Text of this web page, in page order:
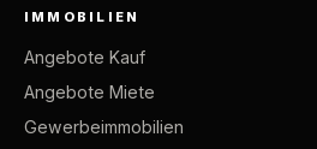
IMMOBILIEN
Angebote Kauf
Angebote Miete
Gewerbeimmobilien